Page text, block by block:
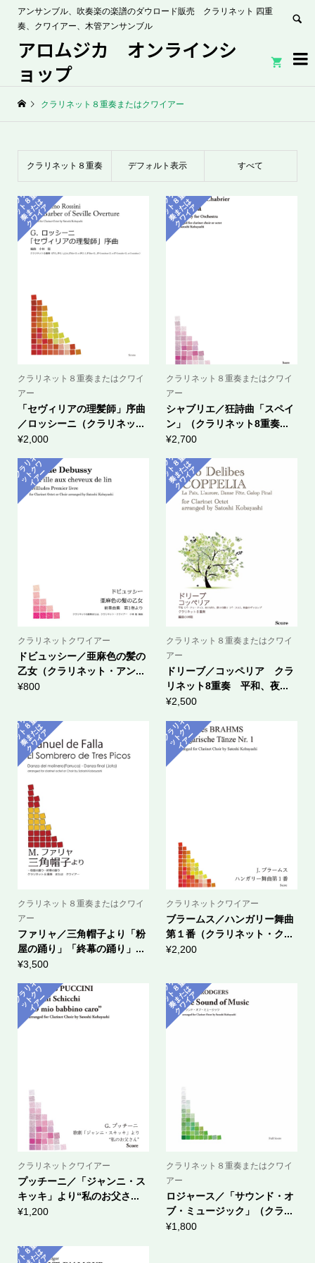
アンサンブル、吹奏楽の楽譜のダウロード販売 クラリネット 四重
奏、クワイアー、木管アンサンブル

アロムジカ オンラインシ
ョップ

クラリネット８重奏またはクワイアー
クラリネット８重奏
またはクワイアー
デフォルト表示 すべて
ク
ラ
リ
ネ
ッ
ト
８
重
奏
ま
た
は
ク
ワ
イ
ア
ー
クラリネット８重奏またはクワイ
アー
「セヴィリアの理髪師」序曲
／ロッシーニ（クラリネッ...
¥2,000
ク
ラ
リ
ネ
ッ
ト
８
重
奏
ま
た
は
ク
ワ
イ
ア
ー
クラリネット８重奏またはクワイ
アー
シャブリエ／狂詩曲「スペイ
ン」（クラリネット8重奏...
¥2,700
ク
ラ
リ
ネ
ッ
ト
ク
ワ
イ
アー
クラリネットクワイアー
ドビュッシー／亜麻色の髪の
乙女（クラリネット・アン...
¥800
ク
ラ
リ
ネ
ッ
ト
８
重
奏
ま
た
は
ク
ワ
イ
ア
ー
クラリネット８重奏またはクワイ
アー
ドリーブ／コッペリア クラ
リネット8重奏 平和、夜...
¥2,500
ク
ラ
リ
ネ
ッ
ト
８
重
奏
ま
た
は
ク
ワ
イ
ア
ー
クラリネット８重奏またはクワイ
アー
ファリャ／三角帽子より「粉
屋の踊り」「終幕の踊り」...
¥3,500
ク
ラ
リ
ネ
ッ
ト
ク
ワ
イ
アー
クラリネットクワイアー
ブラームス／ハンガリー舞曲
第１番（クラリネット・ク...
¥2,200
ク
ラ
リ
ネ
ッ
ト
ク
ワ
イ
アー
クラリネットクワイアー
プッチーニ／「ジャンニ・ス
キッキ」より“私のお父さ...
¥1,200
ク
ラ
リ
ネ
ッ
ト
８
重
奏
ま
た
は
ク
ワ
イ
ア
ー
クラリネット８重奏またはクワイ
アー
ロジャース／「サウンド・オ
ブ・ミュージック」（クラ...
¥1,800
ク
ラ
リ
ネ
ッ
ト
重
奏
ま
ク
ワ
イ